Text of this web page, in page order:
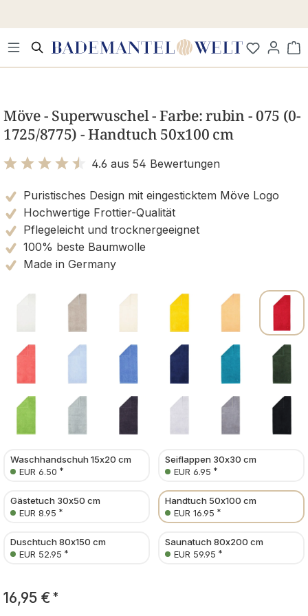
Möve - Superwuschel - Farbe: rubin - 075 (0-
1725/8775) - Handtuch 50x100 cm
4.6 aus 54 Bewertungen
Puristisches Design mit eingesticktem Möve Logo
Hochwertige Frottier-Qualität
Pflegeleicht und trocknergeeignet
100% beste Baumwolle
Made in Germany
Waschhandschuh 15x20 cm
EUR 6.50 *
Seiflappen 30x30 cm
EUR 6.95 *
Gästetuch 30x50 cm
EUR 8.95 *
Handtuch 50x100 cm
EUR 16.95 *
Duschtuch 80x150 cm
EUR 52.95 *
Saunatuch 80x200 cm
EUR 59.95 *
16,95 € *